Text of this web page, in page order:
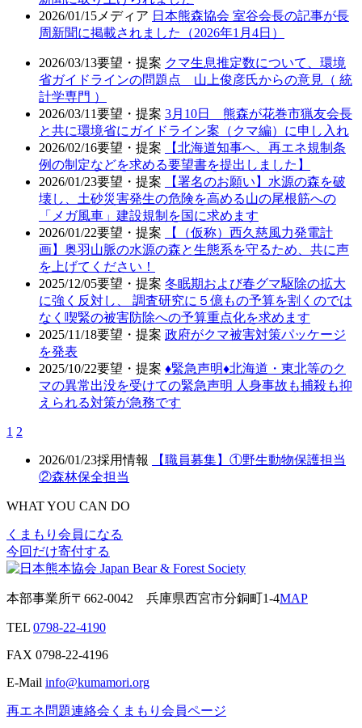
2026/01/15 メディア 日本熊森協会 室谷会長の記事が長
周新聞に掲載されました（2026年1月4日）
2026/03/13要望・提案 クマ生息推定数について、環境
省ガイドラインの問題点 山上俊彦氏からの意見（ 統
計学専門 ）
2026/03/11要望・提案 3月10日 熊森が花巻市猟友会長
と共に環境省にガイドライン案（クマ編）に申し入れ
2026/02/16要望・提案
【北海道知事へ、再エネ規制条
例の制定などを求める要望書を提出しました】
2026/01/23要望・提案
【署名のお願い】水源の森を破
壊し、土砂災害発生の危険を高める山の尾根筋への
「メガ風車」建設規制を国に求めます
2026/01/22要望・提案
【（仮称）西久慈風力発電計
画】奥羽山脈の水源の森と生態系を守るため、共に声
を上げてください！
2025/12/05要望・提案 冬眠期および春グマ駆除の拡大
に強く反対し、 調査研究に５億もの予算を割くのでは
なく喫緊の被害防除への予算重点化を求めます
2025/11/18要望・提案 政府がクマ被害対策パッケージ
を発表
2025/10/22要望・提案 ♦️緊急声明♦️北海道・東北等のク
マの異常出没を受けての緊急声明 人身事故も捕殺も抑
えられる対策が急務です
1 2
2026/01/23採用情報
【職員募集】①野生動物保護担当
②森林保全担当
WHAT YOU CAN DO
くまもり会員になる
今回だけ寄付する
本部事業所〒662-0042 兵庫県西宮市分銅町1-4MAP
TEL 0798-22-4190
FAX 0798-22-4196
E-Mail info@kumamori.org
再エネ問題連絡会 くまもり会員ページ